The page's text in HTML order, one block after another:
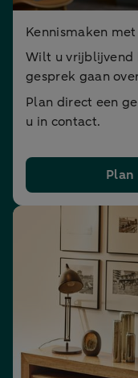
Kennismaken
Wilt u vrijblijvend
gesprek gaan
Plan direct een
u in contact.